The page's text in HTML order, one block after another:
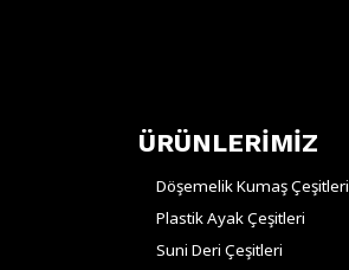
ÜRÜNLERİMİZ
Döşemelik Kumaş Çeşitleri
Plastik Ayak Çeşitleri
Suni Deri Çeşitleri